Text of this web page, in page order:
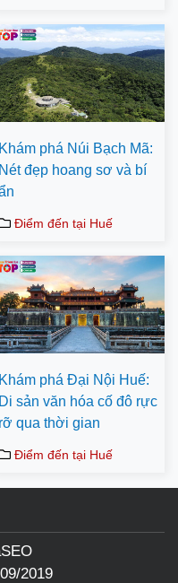
Khám phá Núi Bạch Mã:
Nét đẹp hoang sơ và bí
Điểm đến tại Huế
Khám phá Đại Nội Huế:
Di sản văn hóa cố đô rực
rỡ qua thời gian
Điểm đến tại Huế
2019